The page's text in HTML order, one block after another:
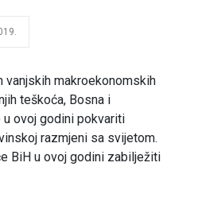
vanjskih makroekonomskih
teškoća, Bosna i
u ovoj godini pokvariti
razmjeni sa svijetom.
BiH u ovoj godini zabilježiti